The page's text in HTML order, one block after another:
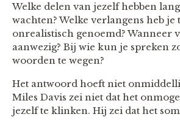
Welke delen van jezelf hebben
wachten? Welke verlangens heb je
onrealistisch genoemd? Wanneer
aanwezig? Bij wie kun je spreken
woorden te wegen?
Het antwoord hoeft niet
Miles Davis zei niet dat het
jezelf te klinken. Hij zei dat het